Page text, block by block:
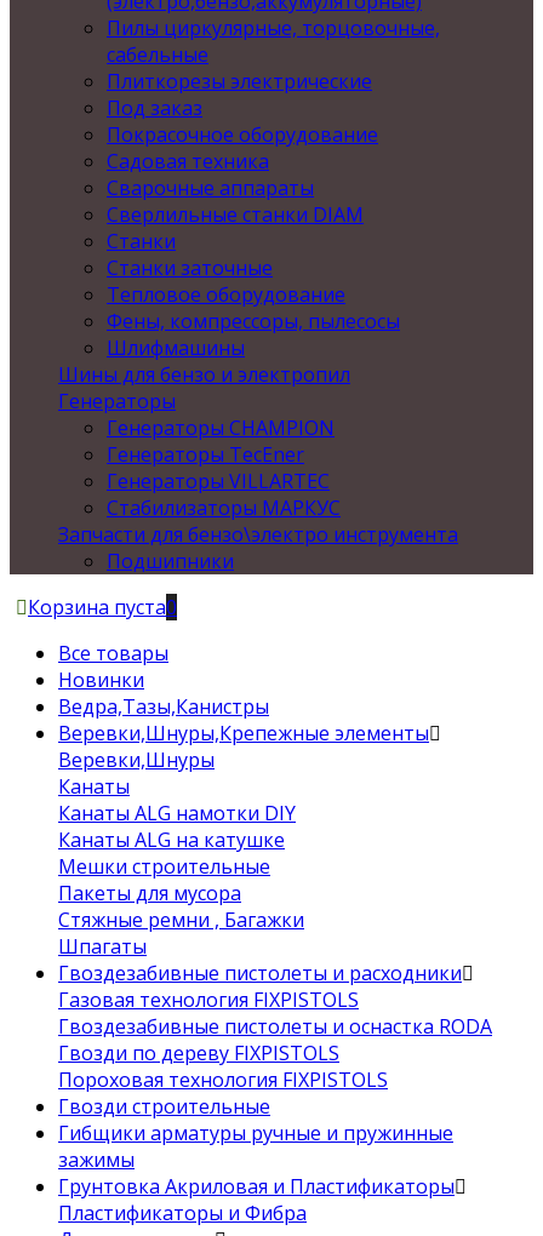
Пилы циркулярные, торцовочные,
сабельные
Плиткорезы электрические
Под заказ
Покрасочное оборудование
Садовая техника
Сварочные аппараты
Сверлильные станки DIAM
Станки
Станки заточные
Тепловое оборудование
Фены, компрессоры, пылесосы
Шлифмашины
Шины для бензо и электропил
Генераторы
Генераторы CHAMPION
Генераторы TecEner
Генераторы VILLARTEC
Стабилизаторы МАРКУС
Запчасти для бензо\электро инструмента
Подшипники
Корзина пуста0
Все товары
Новинки
Ведра,Тазы,Канистры
Веревки,Шнуры,Крепежные элементы
Веревки,Шнуры
Канаты
Канаты ALG намотки DIY
Канаты ALG на катушке
Мешки строительные
Пакеты для мусора
Стяжные ремни , Багажки
Шпагаты
Гвоздезабивные пистолеты и расходники
Газовая технология FIXPISTOLS
Гвоздезабивные пистолеты и оснастка RODA
Гвозди по дереву FIXPISTOLS
Пороховая технология FIXPISTOLS
Гвозди строительные
Гибщики арматуры ручные и пружинные
зажимы
Грунтовка Акриловая и Пластификаторы
Пластификаторы и Фибра